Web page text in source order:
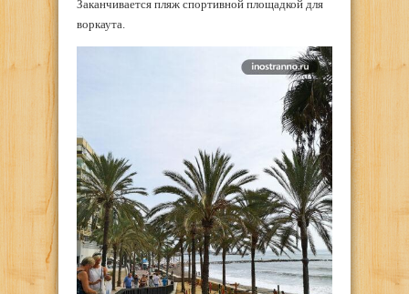
Заканчивается пляж спортивной площадкой для
воркаута.